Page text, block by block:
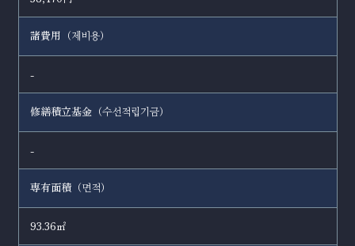
諸費用（제비용）
-
修繕積立基金（수선적립기금）
-
専有面積（면적）
93.36㎡